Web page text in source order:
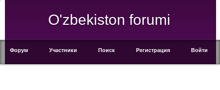
O'zbekiston forumi
Форум Участники Поиск Регистрация Войти